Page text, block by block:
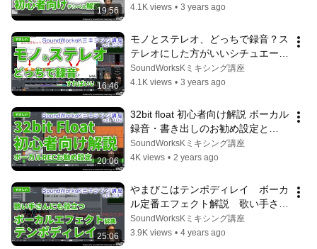
19:56
dBV/dBu/dBSPL/dBFS
4.1K views • 3 years ago
16:46
モノとステレオ、どっちで録音？ス
テレオにした方がいいシチュエーシ
ョンとは [難しさ：やさしい
vol.075] うたってみた/ボーカルレ
SoundWorksKミキシング講座
4.1K views • 3 years ago
20:06
32bit float 初心者向け解説 ボーカル
録音・書き出しのお勧め設定と
は？　[vol.108 難しさ：やさしい]
いい音で歌ってみたレコーディン
SoundWorksKミキシング講座
4K views • 2 years ago
25:06
やまびこはテンポディレイ　ボーカ
ル定番エフェクト解説　歌い手さん
も役に立つボーカルエフェクト辞典
[vol.031 難しさ：やさしい]
SoundWorksKミキシング講座
3.9K views • 4 years ago